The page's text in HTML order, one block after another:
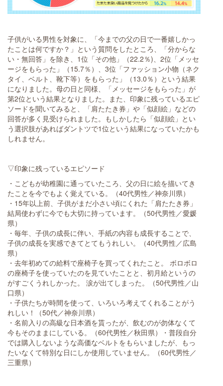
子供がいる男性を対象に、「今までの父の日で一番嬉しかっ
たことは何ですか？」という質問をしたところ、「分からな
い・無回答」を除き、1位「その他」（22.2％)、2位「メッセ
ージをもらった」（15.7％）、3位「ファッション小物（ネク
タイ、ベルト、靴下等）をもらった」（13.0％）という結果
になりました。母の日と同様、「メッセージをもらった」が
第2位という結果となりました。また、印象に残っているエピ
ソードを聞いてみると、「肩たたき券」や「似顔絵」などの
回答が多く見受けられました。もしかしたら「似顔絵」とい
う選択肢があればダントツで1位という結果になっていたかも
しれません。
▽印象に残っているエピソード
・こどもが幼稚園に通っていたころ、父の日に絵を描いてき
たことを今でもよく覚えている。（40代男性／神奈川県）
・15年以上前、子供がまだ小さい頃にくれた「肩たたき券」
結局使わずに今でも大切に持っています。（50代男性／愛媛
県）
・毎年、子供の成長に伴い、手紙の内容も成長することで、
子供の成長を実感できてとてもうれしい。（40代男性／広島
県）
・去年初めての給料で座椅子を買ってくれたこと。 ボロボロ
の座椅子を使っていたのを見ていたことと、初月給というの
がすごくうれしかった。 涙が出てしまった。（50代男性／山
口県）
・子供たちが時間を使って、いろいろ考えてくれることがう
れしい！（50代／神奈川県）
・名前入りの高級な日本酒を貰ったが、飲むのが勿体なくて
今もそのままにしている。（60代男性／秋田県）・普段自分
では購入しないような高価なベルトをもらいましたが、もっ
たいなくて特別な日にしか使用していません。（60代男性／
三重県）